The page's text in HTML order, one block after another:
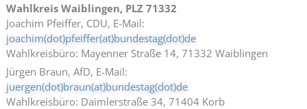
Wahlkreis Waiblingen, PLZ 71332
Joachim Pfeiffer, CDU, E-Mail:
joachim(dot)pfeiffer(at)bundestag(dot)de
Wahlkreisbüro: Mayenner Straße 14, 71332 Waiblingen
Jürgen Braun, AfD, E-Mail:
juergen(dot)braun(at)bundestag(dot)de
Wahlkreisbüro: Daimlerstraße 34, 71404 Korb